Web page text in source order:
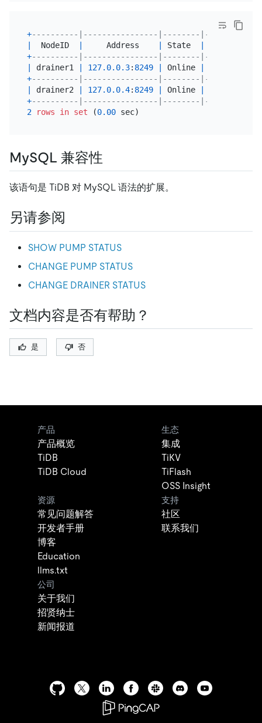
+----------|----------------|--------
|
  NodeID
|
     Address
| State |
+----------|----------------|--------
|
drainer1 | 127.0.0.3: 8249 | Online |
+----------|----------------|--------
|
drainer2 | 127.0.0.4: 8249 | Online |
+----------|----------------|--------
2
rows in set (0.00
MySQL 兼容性
该语句是 TiDB 对 MySQL 语法的扩展。
另请参阅
SHOW PUMP STATUS
CHANGE PUMP STATUS
CHANGE DRAINER STATUS
文档内容是否有帮助？
是 否
产品
产品概览
TiDB
TiDB Cloud
生态
集成
TiKV
TiFlash
OSS Insight
资源
常见问题解答
开发者手册
博客
Education
llms.txt
支持
社区
联系我们
公司
关于我们
招贤纳士
新闻报道